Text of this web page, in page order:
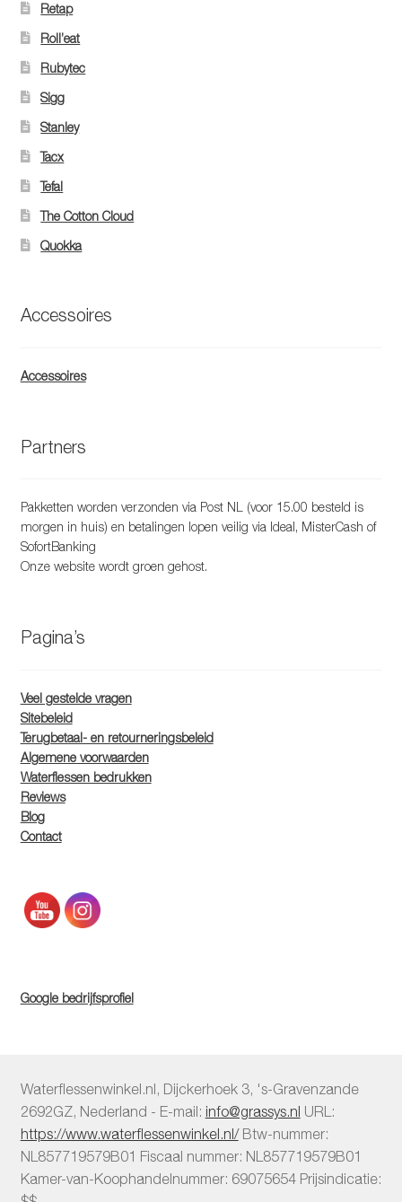
Retap
Roll’eat
Rubytec
Sigg
Stanley
Tacx
Tefal
The Cotton Cloud
Quokka
Accessoires
Accessoires
Partners
Pakketten worden verzonden via Post NL (voor 15.00 besteld is
morgen in huis) en betalingen lopen veilig via Ideal, MisterCash of
SofortBanking
Onze website wordt groen gehost.
Pagina’s
Veel gestelde vragen
Sitebeleid
Terugbetaal- en retourneringsbeleid
Algemene voorwaarden
Waterflessen bedrukken
Reviews
Blog
Contact
Google bedrijfsprofiel
Waterflessenwinkel.nl, Dijckerhoek 3, 's-Gravenzande
2692GZ, Nederland - E-mail: info@grassys.nl URL:
https://www.waterflessenwinkel.nl/ Btw-nummer:
NL857719579B01 Fiscaal nummer: NL857719579B01
Kamer-van-Koophandelnummer: 69075654 Prijsindicatie: